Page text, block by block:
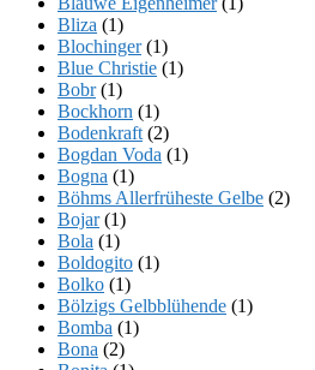
Bliza (1)
Blochinger(1)
Blue Christie (1)
Bobr(1)
Bockhorn (1)
Bodenkraft (2)
Bogdan Voda (1)
Bogna (1)
Böhms Allerfrüheste Gelbe (2)
Bojar(1)
Bola (1)
Boldogito (1)
Bolko (1)
Bölzigs Gelbblühende (1)
Bomba (1)
Bona (2)